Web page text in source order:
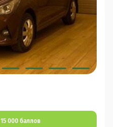
15 000 баллов